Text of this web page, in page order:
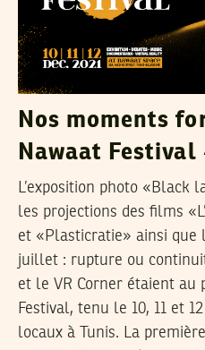
Nos moments
Nawaat Festival
L’exposition photo «Black
les projections des films
et «Plasticratie» ainsi que
juillet : rupture ou
et le VR Corner étaient au
Festival, tenu le 10, 11 et
locaux à Tunis. La